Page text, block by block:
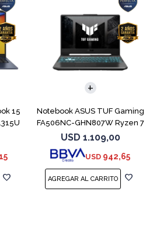
15
Notebook ASUS TUF Gaming
FA506NC-GHN807W Ryzen 7
7445HS 3050
USD 1.109,00
USD 942,65
COMPARAR